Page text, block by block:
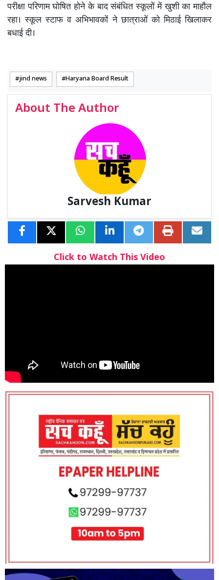
परीक्षा परिणाम घोषित होने के बाद संबंधित स्कूलों में खुशी का माहौल
रहा। स्कूल स्टाफ व अभिभावकों ने छात्राओं को मिठाई खिलाकर
बधाई दी।
jind news Haryana Board Result
About The Author
Sarvesh Kumar
Click to Watch This Video